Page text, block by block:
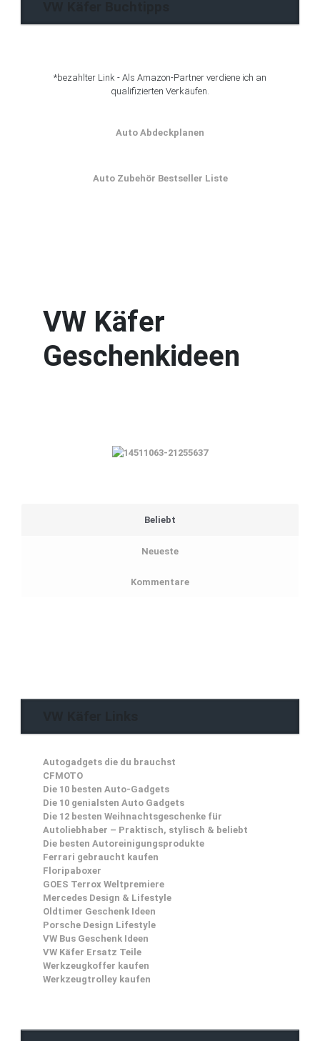
*bezahlter Link - Als Amazon-Partner verdiene ich an
qualifizierten Verkäufen.
Auto Abdeckplanen
Auto Zubehör Bestseller Liste
VW Käfer
Geschenkideen
Beliebt
Neueste
Kommentare
Autogadgets die du brauchst
CFMOTO
Die 10 besten Auto-Gadgets
Die 10 genialsten Auto Gadgets
Die 12 besten Weihnachtsgeschenke für
Autoliebhaber – Praktisch, stylisch & beliebt
Die besten Autoreinigungsprodukte
Ferrari gebraucht kaufen
Floripaboxer
GOES Terrox Weltpremiere
Mercedes Design & Lifestyle
Oldtimer Geschenk Ideen
Porsche Design Lifestyle
VW Bus Geschenk Ideen
VW Käfer Ersatz Teile
Werkzeugkoffer kaufen
Werkzeugtrolley kaufen